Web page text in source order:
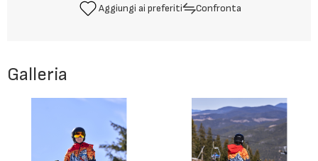
Aggiungi ai preferiti Confronta
Galleria